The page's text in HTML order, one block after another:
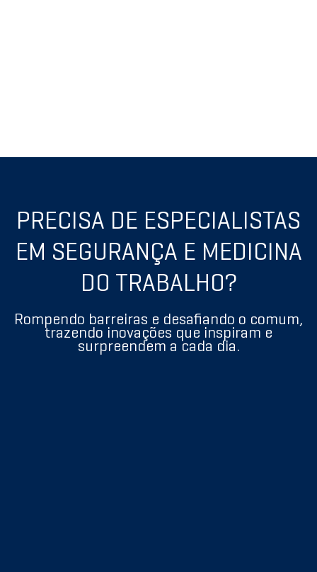
PRECISA DE ESPECIALISTAS
EM SEGURANÇA E MEDICINA
DO TRABALHO?
Rompendo barreiras e desafiando o comum,
trazendo inovações que inspiram e
surpreendem a cada dia.